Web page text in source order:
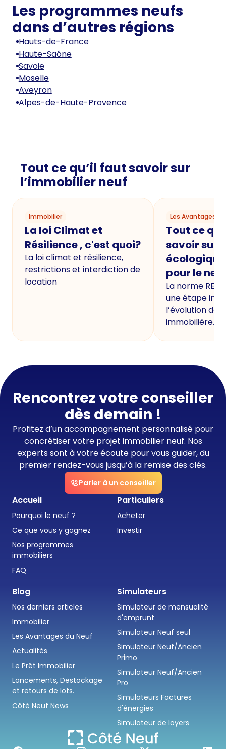
Les programmes neufs
dans d’autres régions
Hauts-de-France
Haute-Saône
Savoie
Moselle
Aveyron
Alpes-de-Haute-Provence
Tout ce qu’il faut savoir sur
l’immobilier neuf
Immobilier
La loi Climat et
Résilience , c'est quoi?
La loi climat et résilience,
restrictions et interdiction de
location
Les Avantages
Tout ce
savoir sur
écologique
pour le
La norme
une étape
l’évolution de
immobilière.
Rencontrez votre conseiller
dès demain !
Profitez d’un accompagnement personnalisé pour
concrétiser votre projet immobilier neuf. Nos
experts sont à votre écoute pour vous guider, du
premier rendez-vous jusqu’à la remise des clés.
Parler à un conseiller
Accueil
Pourquoi le neuf ?
Ce que vous y gagnez
Nos programmes
immobiliers
FAQ
Particuliers
Acheter
Investir
Blog
Nos derniers articles
Immobilier
Les Avantages du Neuf
Actualités
Le Prêt Immobilier
Lancements, Destockage
et retours de lots.
Côté Neuf News
Simulateurs
Simulateur de mensualité
d'emprunt
Simulateur Neuf seul
Simulateur Neuf/Ancien
Primo
Simulateur Neuf/Ancien
Pro
Simulateurs Factures
d'énergies
Simulateur de loyers